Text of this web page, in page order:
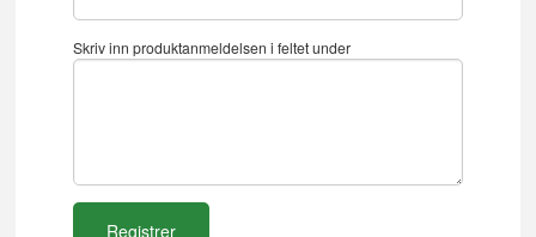
Skriv inn produktanmeldelsen i feltet under